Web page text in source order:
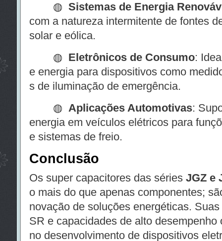
◍ Sistemas de Energia
com a natureza intermitente de fontes
solar e eólica.
◍ Eletrônicos de Consumo:
e energia para dispositivos como
s de iluminação de emergência.
◍ Aplicações Automotivas:
energia em veículos elétricos para
e sistemas de freio.
Conclusão
Os super capacitores das séries JGZ e
o mais do que apenas componentes;
novação de soluções energéticas.
SR e capacidades de alto
no desenvolvimento de dispositivos